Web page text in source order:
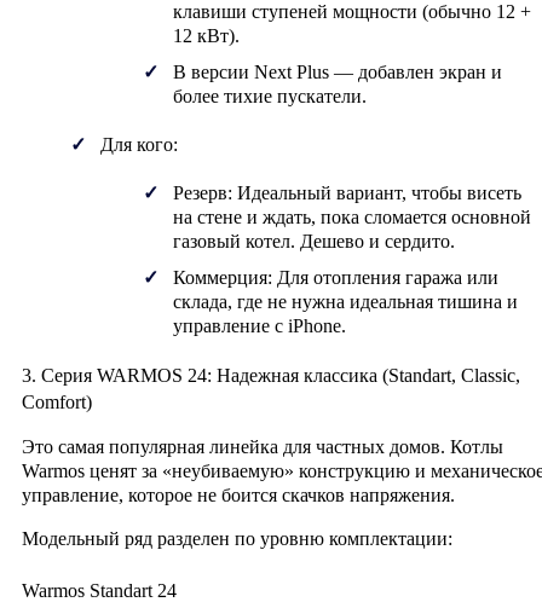
клавиши ступеней мощности (обычно 12 +
12 кВт).
В версии Next Plus — добавлен экран и
более тихие пускатели.
Для кого:
Резерв: Идеальный вариант, чтобы висеть
на стене и ждать, пока сломается основной
газовый котел. Дешево и сердито.
Коммерция: Для отопления гаража или
склада, где не нужна идеальная тишина и
управление с iPhone.
3. Серия WARMOS 24: Надежная классика (Standart, Classic,
Comfort)
Это самая популярная линейка для частных домов. Котлы
Warmos ценят за «неубиваемую» конструкцию и
управление, которое не боится скачков напряжения.
Модельный ряд разделен по уровню комплектации:
Warmos Standart 24